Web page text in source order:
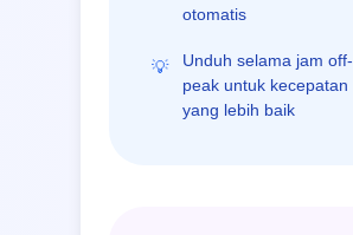
otomatis
💡
Unduh selama jam off-
peak untuk kecepatan
yang lebih baik